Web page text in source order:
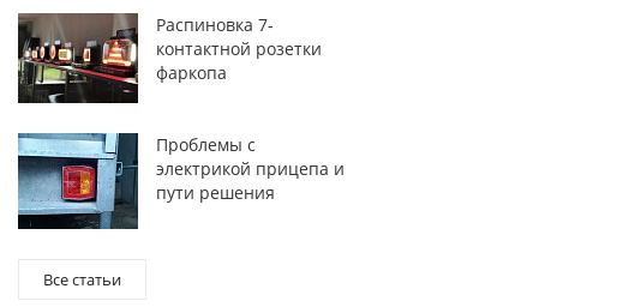
Распиновка 7-
контактной розетки
фаркопа
Проблемы с
электрикой прицепа и
пути решения
Все статьи